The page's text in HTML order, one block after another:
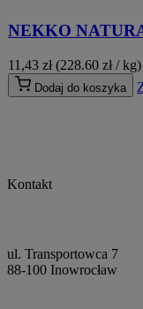
NEKKO
11,43 zł (228.60 zł / kg)
Dodaj do koszyka
Kontakt
ul. Transportowca 7
88-100 Inowrocław